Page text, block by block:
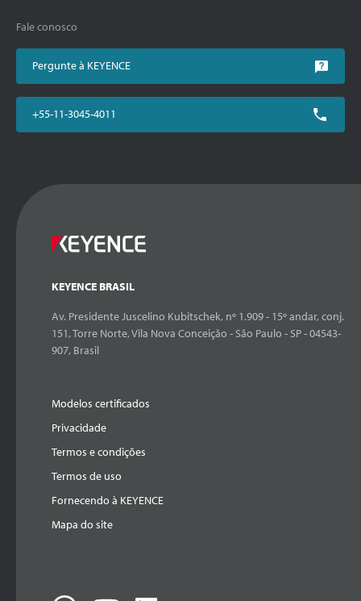
Fale conosco
Pergunte à KEYENCE
+55-11-3045-4011
KEYENCE BRASIL
Av. Presidente Juscelino Kubitschek, nº 1.909 - 15º andar, conj.
151, Torre Norte, Vila Nova Conceição - São Paulo - SP - 04543-
907, Brasil
Modelos certificados
Privacidade
Termos e condições
Termos de uso
Fornecendo à KEYENCE
Mapa do site